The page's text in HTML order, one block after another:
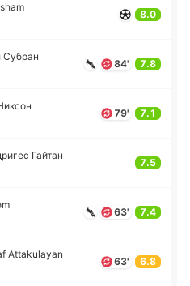
8.0
Субран
84' 7.8
79' 7.1
Гайтан
7.5
63' 7.4
Attakulayan
63' 6.8